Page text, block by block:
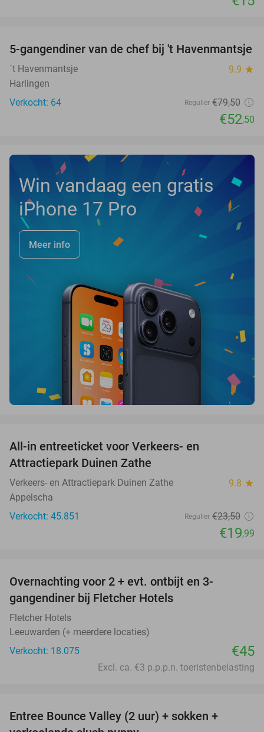
34%
5-gangendiner van de chef bij 't Havenmantsje
´t Havenmantsje 9.9 star
Harlingen
Verkocht: 64
Regulier €79,50
€52,50
Win vandaag een gratis
iPhone 17 Pro
Meer info
All-in entreeticket voor Verkeers- en
Attractiepark Duinen Zathe
Verkeers- en Attractiepark Duinen Zathe 9.8 star
Appelscha
Verkocht: 45.851
Regulier €23,50
€19,99
Overnachting voor 2 + evt. ontbijt en 3-
gangendiner bij Fletcher Hotels
Fletcher Hotels
Leeuwarden (+ meerdere locaties)
Verkocht: 18.075
€45
Excl. ca. €3 p.p.p.n. toeristenbelasting
Entree Bounce Valley (2 uur) + sokken +